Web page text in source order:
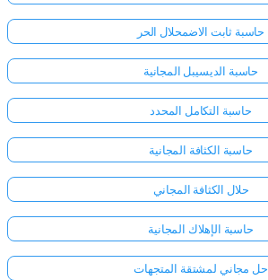
حاسبة ثابت الاضمحلال الحر
حاسبة الديسيبل المجانية
حاسبة التكامل المحدد
حاسبة الكثافة المجانية
حلال الكثافة المجاني
حاسبة الإهلاك المجانية
حل مجاني لمشتقة المتجهات